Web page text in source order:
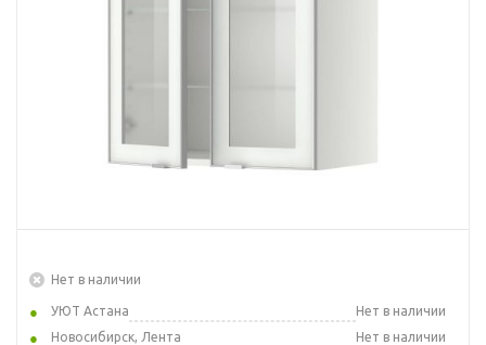
Нет в наличии
УЮТ Астана
Нет в наличии
Новосибирск, Лента
Нет в наличии